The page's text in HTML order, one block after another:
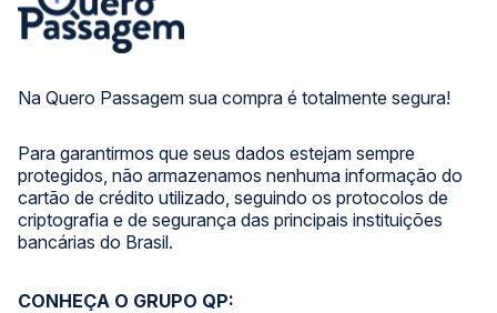
Na Quero Passagem sua compra é totalmente segura!
Para garantirmos que seus dados estejam sempre
protegidos, não armazenamos nenhuma informação do
cartão de crédito utilizado, seguindo os protocolos de
criptografia e de segurança das principais instituições
bancárias do Brasil.
CONHEÇA O GRUPO QP: